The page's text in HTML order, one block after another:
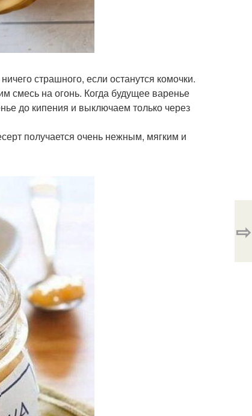
страшного, если останутся комочки.
смесь на огонь. Когда будущее варенье
до кипения и выключаем только через
получается очень нежным, мягким и
⇨